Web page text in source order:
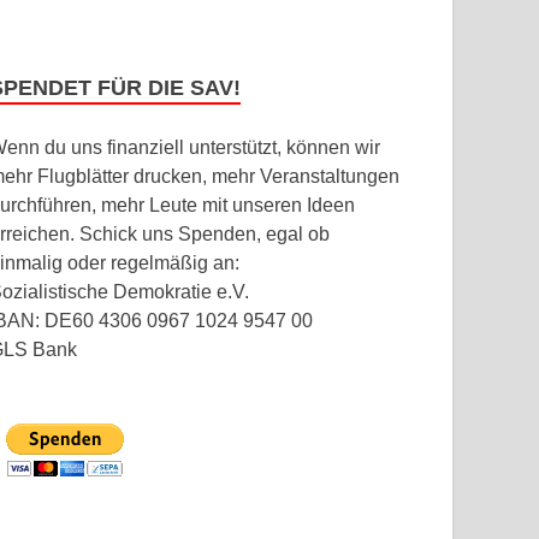
FÜR DIE SAV!
du uns finanziell unterstützt, können wir
Flugblätter drucken, mehr Veranstaltungen
mehr Leute mit unseren Ideen
Schick uns Spenden, egal ob
oder regelmäßig an:
Demokratie e.V.
DE60 4306 0967 1024 9547 00
Bank